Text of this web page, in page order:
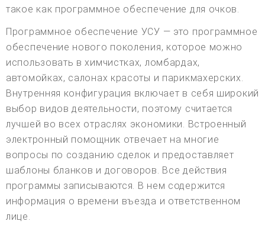
такое как программное обеспечение для очков.
Программное обеспечение УСУ — это программное
обеспечение нового поколения, которое можно
использовать в химчистках, ломбардах,
автомойках, салонах красоты и парикмахерских.
Внутренняя конфигурация включает в себя широкий
выбор видов деятельности, поэтому считается
лучшей во всех отраслях экономики. Встроенный
электронный помощник отвечает на многие
вопросы по созданию сделок и предоставляет
шаблоны бланков и договоров. Все действия
программы записываются. В нем содержится
информация о времени въезда и ответственном
лице.